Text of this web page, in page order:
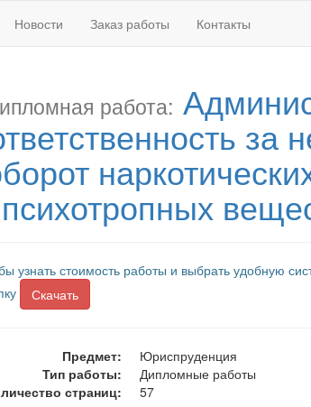
Новости Заказ работы Контакты
работа:
за
психотропных
узнать стоимость работы и выбрать удобную
Скачать
Предмет:
Юриспруденция
Тип работы:
Дипломные работы
страниц:
57